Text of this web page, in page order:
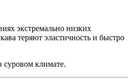
экстремально низких
теряют эластичность и быстро
суровом климате.